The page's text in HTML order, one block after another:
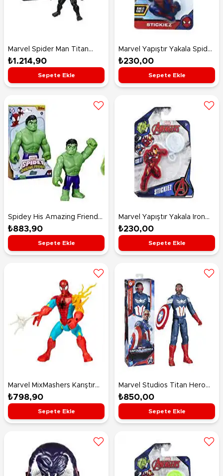
Marvel Spider Man Titan
Hero Figür Venom 30 Cm
₺1.214,90
Sepete Ekle
Marvel Yapıştır Yakala Spider
Man
₺230,00
Sepete Ekle
Spidey His Amazing Friends
Supersized Hulk Figür F7572
₺883,90
Sepete Ekle
Marvel Yapıştır Yakala Iron
Man
₺230,00
Sepete Ekle
Marvel MixMashers Karıştır
ve Eşleştir Aksiyon Figürü
Spider Man F9205
₺798,90
Sepete Ekle
Marvel Studios Titan Hero
Serisi Captain America
Aksiyon Figürü 30 Cm
₺850,00
Sepete Ekle